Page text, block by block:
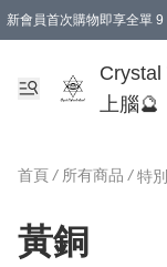
新會員首次購物即享全單 9
Crystal
上腦🔮
首頁 / 所有商品 / 特
黃銅